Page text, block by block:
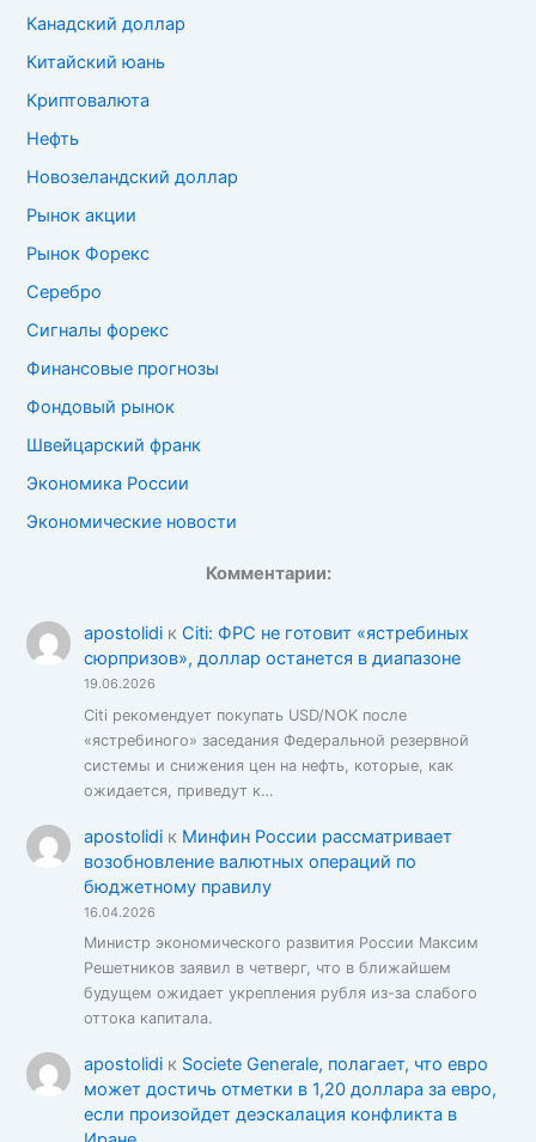
Канадский доллар
Китайский юань
Криптовалюта
Нефть
Новозеландский доллар
Рынок акции
Рынок Форекс
Серебро
Сигналы форекс
Финансовые прогнозы
Фондовый рынок
Швейцарский франк
Экономика России
Экономические новости
Комментарии:
apostolidiк Citi: ФРС не готовит «ястребиных
сюрпризов», доллар останется в диапазоне
19.06.2026
Citi рекомендует покупать USD/NOK после
«ястребиного» заседания Федеральной резервной
системы и снижения цен на нефть, которые, как
ожидается, приведут к…
apostolidiк Минфин России рассматривает
возобновление валютных операций по
бюджетному правилу
16.04.2026
Министр экономического развития России Максим
Решетников заявил в четверг, что в ближайшем
будущем ожидает укрепления рубля из-за слабого
оттока капитала.
apostolidiк Societe Generale, полагает, что евро
может достичь отметки в 1,20 доллара за евро,
если произойдет деэскалация конфликта в